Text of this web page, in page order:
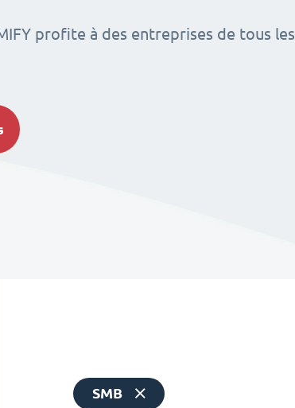
profite à des entreprises de tous les
SMB